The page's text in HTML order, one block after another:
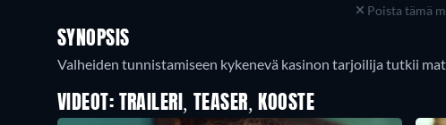
Poista tämä
SYNOPSIS
Valheiden tunnistamiseen kykenevä kasinon tarjoilija tutkii
VIDEOT: TRAILERI, TEASER, KOOSTE